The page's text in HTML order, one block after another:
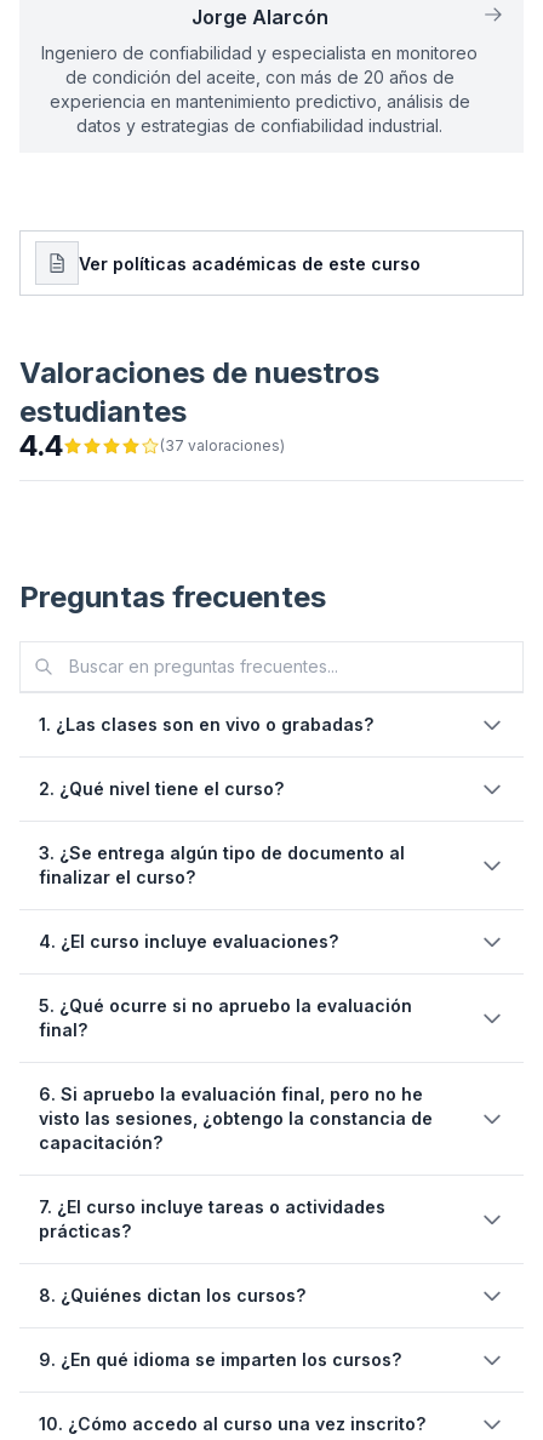
con una duración total de
desarrollado en modalidad en línea.
Esta constancia se expide
en reconocimiento a su
Fecha de emisión:
Jorge Alarcón
Ingeniero de confiabilidad y especialista en monitoreo
de condición del aceite, con más de 20 años de
experiencia en mantenimiento predictivo, análisis de
datos y estrategias de confiabilidad industrial.
Ver políticas académicas de este curso
Valoraciones de nuestros
estudiantes
4.4
(37 valoraciones)
Preguntas frecuentes
1. ¿Las clases son en vivo o grabadas?
finalizado el curso
2. ¿Qué nivel tiene el curso?
3. ¿Se entrega algún tipo de documento al
finalizar el curso?
capacitación digital emitida por Predictiva21
4. ¿El curso incluye evaluaciones?
5. ¿Qué ocurre si no apruebo la evaluación
final?
volver a inscribirse
en el curso
6. Si apruebo la evaluación final, pero no he
visto las sesiones, ¿obtengo la constancia de
capacitación?
completado la totalidad de las
sesiones del curso
7. ¿El curso incluye tareas o actividades
prácticas?
8. ¿Quiénes dictan los cursos?
9. ¿En qué idioma se imparten los cursos?
10. ¿Cómo accedo al curso una vez inscrito?